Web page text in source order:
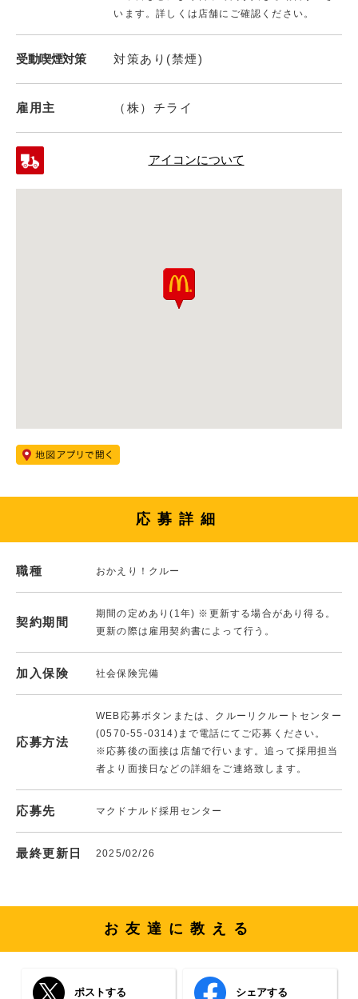
います。詳しくは店舗にご確認ください。
受動喫煙対策 対策あり(禁煙)
雇用主 （株）チライ
アイコンについて
応募詳細
職種 おかえり！クルー
契約期間
期間の定めあり(1年) ※更新する場合があり得る。
更新の際は雇用契約書によって行う。
加入保険 社会保険完備
応募方法
WEB応募ボタンまたは、クルーリクルートセンター
(0570-55-0314)まで電話にてご応募ください。
※応募後の面接は店舗で行います。追って採用担当
者より面接日などの詳細をご連絡致します。
応募先 マクドナルド採用センター
最終更新日 2025/02/26
お友達に教える
ポストする シェアする